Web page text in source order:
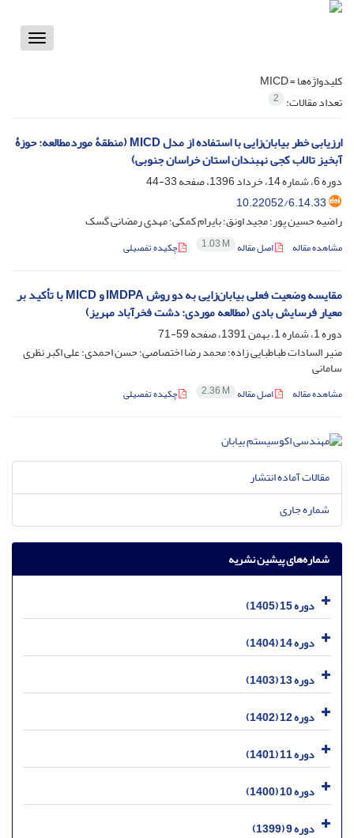
Toggle
کلیدواژه‌ها =MICD
تعداد مقالات: 2
ارزیابی خطر بیابان‌زایی با استفاده از مدل MICD (منطقۀ موردمطالعه: حوزۀ
آبخیز تالاب کجی نهبندان استان خراسان جنوبی)
دوره 6، شماره 14، خرداد 1396، صفحه
33-44
10.22052/6.14.33
راضیه حسین پور؛ مجید اونق؛ بایرام کمکی؛ مهدی رمضانی گسک
مشاهده مقاله اصل مقاله 1.03 M چکیده تفصیلی
مقایسه وضعیت فعلی بیابان‌زایی به دو روش IMDPA و MICD با تأکید بر
معیار فرسایش بادی (مطالعه موردی: دشت فخرآباد مهریز)
دوره 1، شماره 1، بهمن 1391، صفحه
59-71
منیر السادات طباطبایی زاده؛ محمد رضا اختصاصی؛ حسن احمدی؛ علی اکبر نظری
سامانی
مشاهده مقاله اصل مقاله 2.36 M چکیده تفصیلی
مقالات آماده انتشار
شماره جاری
شماره‌های پیشین نشریه
دوره 15 (1405)
دوره 14 (1404)
دوره 13 (1403)
دوره 12 (1402)
دوره 11 (1401)
دوره 10 (1400)
دوره 9 (1399)